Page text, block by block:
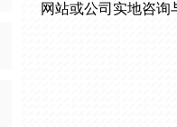
网站或公司实地咨询